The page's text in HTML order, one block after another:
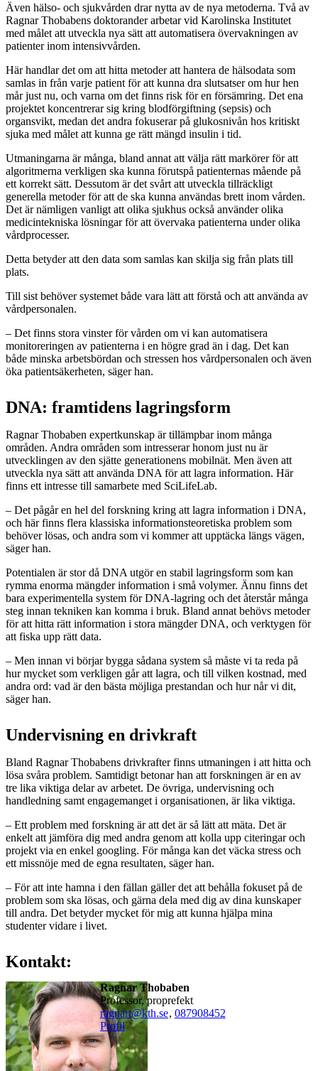
Även hälso- och sjukvården drar nytta av de nya metoderna. Två av
Ragnar Thobabens doktorander arbetar vid Karolinska Institutet
med målet att utveckla nya sätt att automatisera övervakningen av
patienter inom intensivvården.
Här handlar det om att hitta metoder att hantera de hälsodata som
samlas in från varje patient för att kunna dra slutsatser om hur hen
mår just nu, och varna om det finns risk för en försämring. Det ena
projektet koncentrerar sig kring blodförgiftning (sepsis) och
organsvikt, medan det andra fokuserar på glukosnivån hos kritiskt
sjuka med målet att kunna ge rätt mängd insulin i tid.
Utmaningarna är många, bland annat att välja rätt markörer för att
algoritmerna verkligen ska kunna förutspå patienternas mående på
ett korrekt sätt. Dessutom är det svårt att utveckla tillräckligt
generella metoder för att de ska kunna användas brett inom vården.
Det är nämligen vanligt att olika sjukhus också använder olika
medicintekniska lösningar för att övervaka patienterna under olika
vårdprocesser.
Detta betyder att den data som samlas kan skilja sig från plats till
plats.
Till sist behöver systemet både vara lätt att förstå och att använda av
vårdpersonalen.
– Det finns stora vinster för vården om vi kan automatisera
monitoreringen av patienterna i en högre grad än i dag. Det kan
både minska arbetsbördan och stressen hos vårdpersonalen och även
öka patientsäkerheten, säger han.
DNA: framtidens lagringsform
Ragnar Thobaben expertkunskap är tillämpbar inom många
områden. Andra områden som intresserar honom just nu är
utvecklingen av den sjätte generationens mobilnät. Men även att
utveckla nya sätt att använda DNA för att lagra information. Här
finns ett intresse till samarbete med SciLifeLab.
– Det pågår en hel del forskning kring att lagra information i DNA,
och här finns flera klassiska informationsteoretiska problem som
behöver lösas, och andra som vi kommer att upptäcka längs vägen,
säger han.
Potentialen är stor då DNA utgör en stabil lagringsform som kan
rymma enorma mängder information i små volymer. Ännu finns det
bara experimentella system för DNA-lagring och det återstår många
steg innan tekniken kan komma i bruk. Bland annat behövs metoder
för att hitta rätt information i stora mängder DNA, och verktygen för
att fiska upp rätt data.
– Men innan vi börjar bygga sådana system så måste vi ta reda på
hur mycket som verkligen går att lagra, och till vilken kostnad, med
andra ord: vad är den bästa möjliga prestandan och hur når vi dit,
säger han.
Undervisning en drivkraft
Bland Ragnar Thobabens drivkrafter finns utmaningen i att hitta och
lösa svåra problem. Samtidigt betonar han att forskningen är en av
tre lika viktiga delar av arbetet. De övriga, undervisning och
handledning samt engagemanget i organisationen, är lika viktiga.
– Ett problem med forskning är att det är så lätt att mäta. Det är
enkelt att jämföra dig med andra genom att kolla upp citeringar och
projekt via en enkel googling. För många kan det väcka stress och
ett missnöje med de egna resultaten, säger han.
– För att inte hamna i den fällan gäller det att behålla fokuset på de
problem som ska lösas, och gärna dela med dig av dina kunskaper
till andra. Det betyder mycket för mig att kunna hjälpa mina
studenter vidare i livet.
Kontakt:
Ragnar Thobaben
professor, proprefekt
ragnart@kth.se, 087908452
Profil